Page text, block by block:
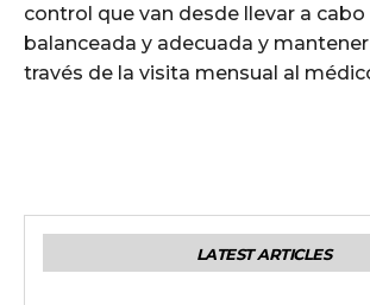
control que van desde llevar a
balanceada y adecuada y
través de la visita mensual al
LATEST ARTICLES